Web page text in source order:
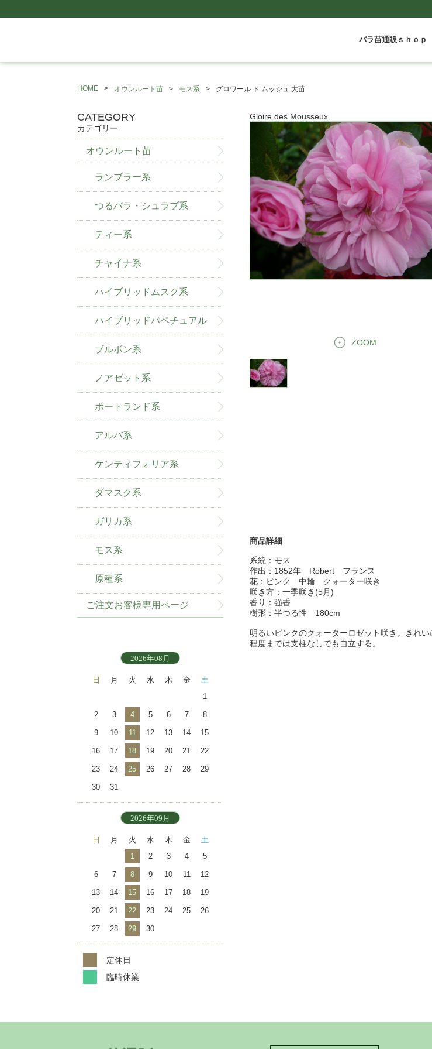
バラ苗通販ｓｈｏｐ
HOME オウンルート苗 モス系 グロワール ド ムッシュ 大苗
Gloire des Mousseux
ZOOM
商品詳細
系統：モス
作出：1852年 Robert フランス
花：ピンク 中輪 クォーター咲き
咲き方：一季咲き(5月)
香り：強香
樹形：半つる性 180cm
明るいピンクのクォーターロゼット咲き。きれ
程度までは支柱なしでも自立する。
CATEGORY
カテゴリー
オウンルート苗
ランブラー系
つるバラ・シュラブ系
ティー系
チャイナ系
ハイブリッドムスク系
ハイブリッドパペチュアル
ブルボン系
ノアゼット系
ポートランド系
アルバ系
ケンティフォリア系
ダマスク系
ガリカ系
モス系
原種系
ご注文お客様専用ページ
2026年08月
日 月 火 水 木 金
土
1
2 3 4 5 6 7 8
9 10 11 12 13 14 15
16 17 18 19 20 21 22
23 24 25 26 27 28 29
30 31
2026年09月
日 月 火 水 木 金
土
1
2 3 4 5
6 7 8 9 10 11 12
13 14 15 16 17 18 19
20 21 22 23 24 25 26
27 28 29 30
定休日
臨時休業